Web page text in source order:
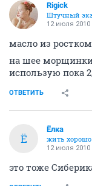
Rigick
Штучный
12 июля 2010
масло из
на шее морщинки
использую пока
ОТВЕТИТЬ
Ё
Ёлка
жить хорошо
12 июля 2010
это тоже